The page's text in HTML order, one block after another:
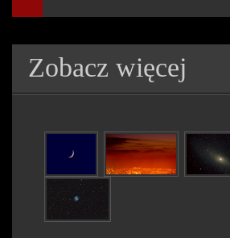
Zobacz więcej